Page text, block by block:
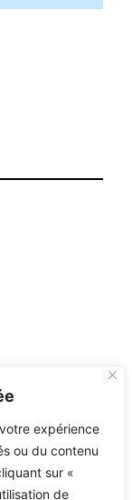
expérience
ou du contenu
sur «
de
© C i E M